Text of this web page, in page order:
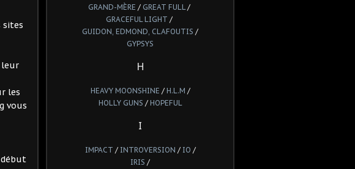
sites
leur
les
vous
début
GRAND-MÈRE / GREAT FULL/
GRACEFUL LIGHT /
GUIDON, EDMOND, CLAFOUTIS /
GYPSYS
H
HEAVY MOONSHINE / H.L.M /
HOLLY GUNS / HOPEFUL
I
IMPACT / INTROVERSION / IO /
IRIS /